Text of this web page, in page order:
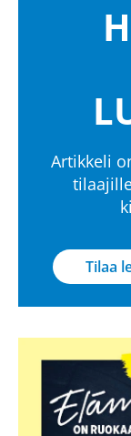
Artikkeli
Tilaa